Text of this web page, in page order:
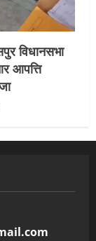
विधानसभा
आपत्ति